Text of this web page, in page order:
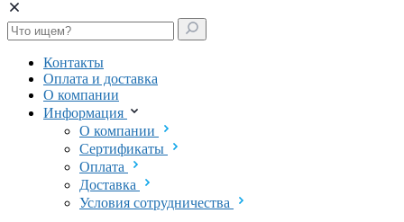
Контакты
Оплата и доставка
О компании
Информация
О компании
Сертификаты
Оплата
Доставка
Условия сотрудничества